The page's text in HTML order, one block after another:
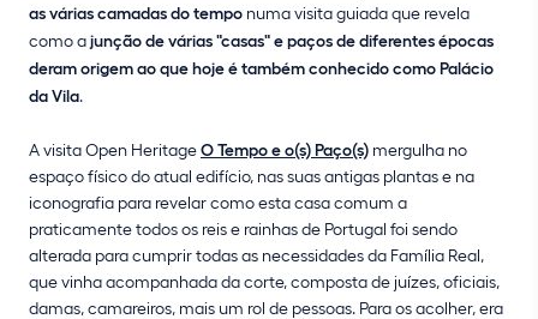
as várias camadas do tempo numa visita guiada que revela
como ajunção de várias "casas" e paços de diferentes épocas
deram origem ao que hoje é também conhecido como Palácio
da Vila.
A visita Open HeritageO Tempo e o(s) Paço(s) mergulha no
espaço físico do atual edifício, nas suas antigas plantas e na
iconografia para revelar como esta casa comum a
praticamente todos os reis e rainhas de Portugal foi sendo
alterada para cumprir todas as necessidades da Família Real,
que vinha acompanhada da corte, composta de juízes, oficiais,
damas, camareiros, mais um rol de pessoas. Para os acolher, era